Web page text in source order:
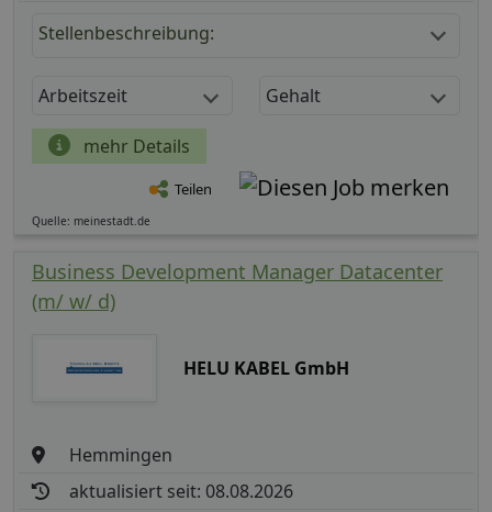
Stellenbeschreibung:
Arbeitszeit Gehalt
mehr Details
Teilen
Quelle: meinestadt.de
Business Development Manager Datacenter
(m/ w/ d)
HELU KABEL GmbH
Hemmingen
aktualisiert seit: 08.08.2026